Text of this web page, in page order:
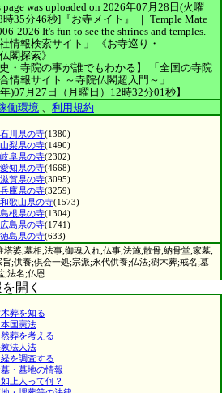
page was uploaded on 2026年07月28日(火曜
時35分46秒] 『お寺メイト』 ｜ Temple Mate
2026 It's fun to see the shrines and temples.
社情報検索サイト」
《お寺巡り・
閣探索》
史・寺院の事が誰でもわかる】
「全国の寺院
情報サイト ～寺院仏閣超入門～」
)07月27日（月曜日）12時32分01秒】
働環境 、 利用規約
石川県の寺(1380)
山梨県の寺(1490)
岐阜県の寺(2302)
愛知県の寺(4668)
滋賀県の寺(3095)
兵庫県の寺(3259)
和歌山県の寺(1573)
島根県の寺(1304)
広島県の寺(1741)
徳島県の寺(633)
塔婆;墓相;法事;御魂入れ;仏事;法施;散骨;納骨堂;家墓;
;供養;倶会一処;宗派;永代供養;仏法;樹木葬;戒名;墓
;法名;仏恩
開く
葬を知る
本国憲法
然葬を考える
法人法
経を調査する
墓・墓地の情報
上人って何？